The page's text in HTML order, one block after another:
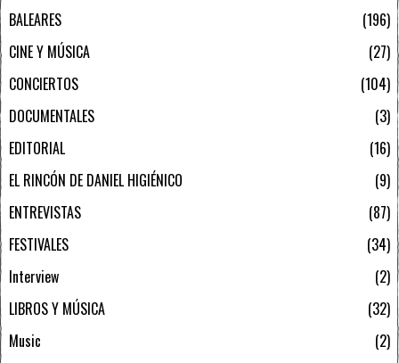
BALEARES
196
CINE Y MÚSICA
27
CONCIERTOS
104
DOCUMENTALES
3
EDITORIAL
16
EL RINCÓN DE DANIEL HIGIÉNICO
9
ENTREVISTAS
87
FESTIVALES
34
Interview
2
LIBROS Y MÚSICA
32
Music
2